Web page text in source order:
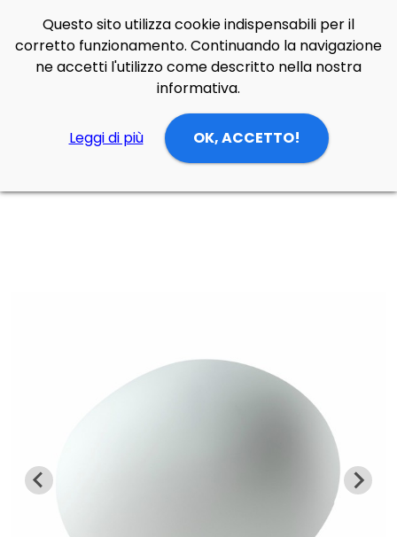
Side Navigation CercaContatti
Login
Prodotti Lampade Tavolo
Lampada da tavolo Poly Gregg grande di Foscarini in polietilene stampato in rotazionale
Questo sito utilizza cookie indispensabili per il
corretto funzionamento. Continuando la navigazione
ne accetti l'utilizzo come descritto nella nostra
informativa.
Leggi di più OK, ACCETTO!